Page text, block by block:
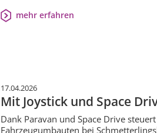
mehr erfahren
17.04.2026
Mit Joystick und Space
Dank Paravan und Space Drive
Fahrzeugumbauten bei